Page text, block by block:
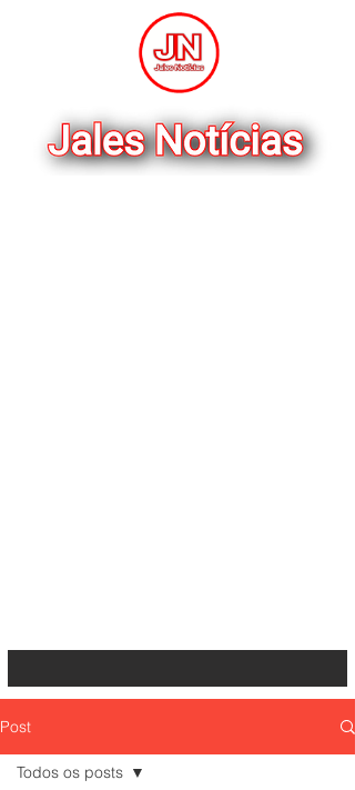
Post
Todos os posts